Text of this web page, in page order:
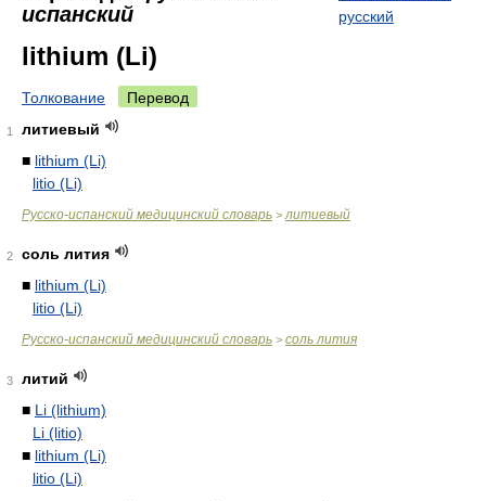
испанский
русский
lithium (Li)
Толкование Перевод
1
литиевый
■ lithium (Li)
litio (Li)
Русско-испанский медицинский словарь > литиевый
2
соль лития
■ lithium (Li)
litio (Li)
Русско-испанский медицинский словарь > соль лития
3
литий
■ Li (lithium)
Li (litio)
■ lithium (Li)
litio (Li)